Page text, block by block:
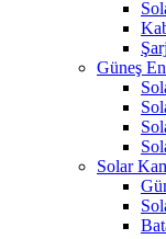
Güneş
Solar